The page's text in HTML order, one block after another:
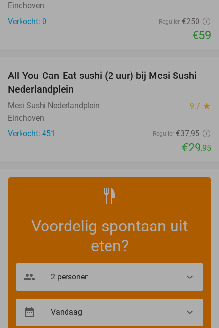
Eindhoven
Verkocht: 0
Regulier €250
€59
21%
All-You-Can-Eat sushi (2 uur) bij Mesi Sushi
Nederlandplein
Mesi Sushi Nederlandplein 9.7 star
Eindhoven
Verkocht: 451
Regulier €37,95
€29,95
Voordelig spontaan uit
eten?